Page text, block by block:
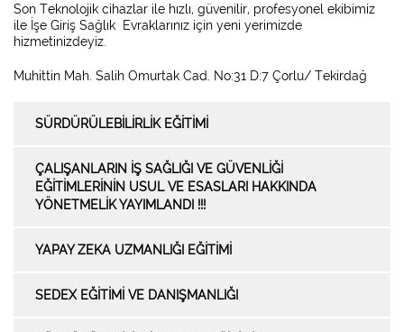
Son Teknolojik cihazlar ile hızlı, güvenilir, profesyonel ekibimiz
ile İşe Giriş Sağlık Evraklarınız için yeni yerimizde
hizmetinizdeyiz.
Muhittin Mah. Salih Omurtak Cad. No:31 D:7 Çorlu/ Tekirdağ
SÜRDÜRÜLEBILIRLIK EĞITIMI
ÇALIŞANLARIN İŞ SAĞLIĞI VE GÜVENLİĞİ
EĞİTİMLERİNİN USUL VE ESASLARI HAKKINDA
YÖNETMELİK YAYIMLANDI !!!
YAPAY ZEKA UZMANLIĞI EĞITIMI
SEDEX EĞITIMI VE DANIŞMANLIĞI